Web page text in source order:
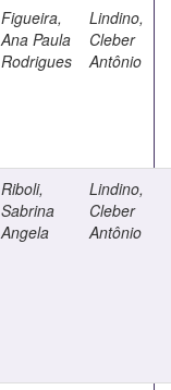
Figueira,
Ana Paula
Rodrigues
Lindino,
Cleber
Antônio
Riboli,
Sabrina
Angela
Lindino,
Cleber
Antônio